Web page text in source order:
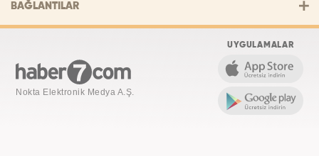
BAĞLANTILAR
Nokta Elektronik Medya A.Ş.
UYGULAMALAR